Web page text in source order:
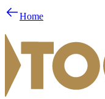
Home